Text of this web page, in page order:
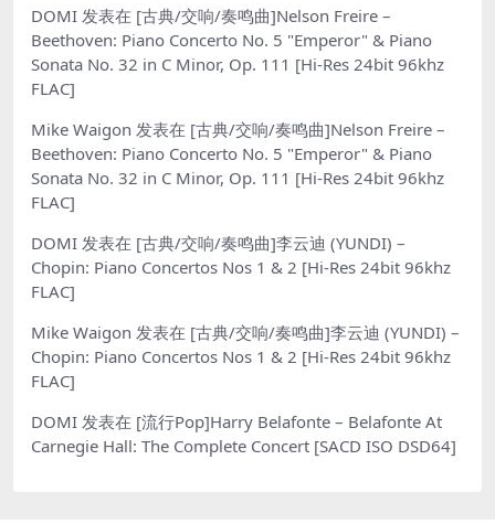
DOMI 发表在 [古典/交响/奏鸣曲]Nelson Freire –
Beethoven: Piano Concerto No. 5 "Emperor" & Piano
Sonata No. 32 in C Minor, Op. 111 [Hi-Res 24bit 96khz
FLAC]
Mike Waigon 发表在 [古典/交响/奏鸣曲]Nelson Freire –
Beethoven: Piano Concerto No. 5 "Emperor" & Piano
Sonata No. 32 in C Minor, Op. 111 [Hi-Res 24bit 96khz
FLAC]
DOMI 发表在 [古典/交响/奏鸣曲]李云迪 (YUNDI) –
Chopin: Piano Concertos Nos 1 & 2 [Hi-Res 24bit 96khz
FLAC]
Mike Waigon 发表在 [古典/交响/奏鸣曲]李云迪 (YUNDI) –
Chopin: Piano Concertos Nos 1 & 2 [Hi-Res 24bit 96khz
FLAC]
DOMI 发表在 [流行Pop]Harry Belafonte – Belafonte At
Carnegie Hall: The Complete Concert [SACD ISO DSD64]